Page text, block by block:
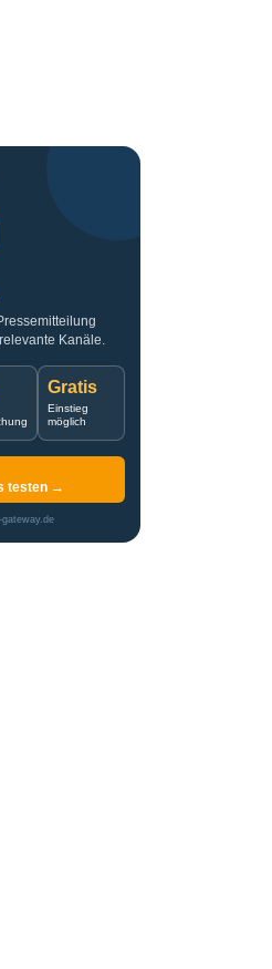
Kanäle.
Gratis
Einstieg
möglich
testen →
gateway.de